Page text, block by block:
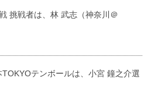
挑戦者は、林 武志（神奈川＠
テンボールは、小宮 鐘之介選